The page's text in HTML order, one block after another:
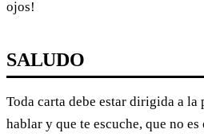
ojos!
SALUDO
Toda carta debe estar dirigida a la
hablar y que te escuche, que no